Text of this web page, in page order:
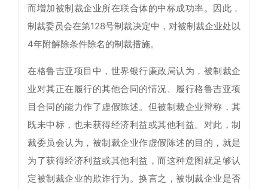
而增加被制裁企业所在联合体的中标成功率。因此，
制裁委员会在第128号制裁决定中，对被制裁企业处以
4年附解除条件除名的制裁措施。
在格鲁吉亚项目中，世界银行廉政局认为，被制裁企
业对其正在履行的其他合同的情况、履行格鲁吉亚项
目合同的能力作了虚假陈述。但被制裁企业辩称，其
既未中标，也未获得经济利益或其他利益。对此，制
裁委员会认为，被制裁企业作虚假陈述的目的，就是
为了获得经济利益或其他利益，而这种意图就足够认
定被制裁企业的欺诈行为。换言之，被制裁企业是否